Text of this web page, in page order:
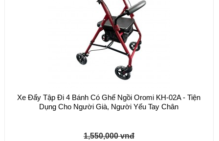
Xe Đẩy Tập Đi 4 Bánh Có Ghế Ngồi Oromi KH-02A - Tiện
Dụng Cho Người Già, Người Yếu Tay Chân
1,550,000 vnđ